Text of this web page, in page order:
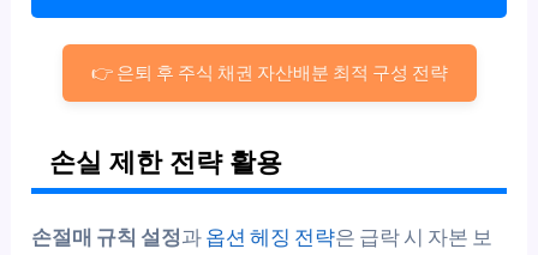
👉 은퇴 후 주식 채권 자산배분 최적 구성 전략
손실 제한 전략 활용
손절매 규칙 설정과옵션 헤징 전략은 급락 시 자본 보